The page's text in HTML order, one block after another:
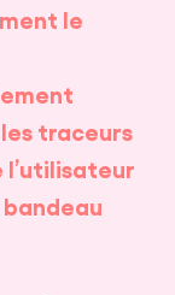
le
traceurs
l’utilisateur
bandeau